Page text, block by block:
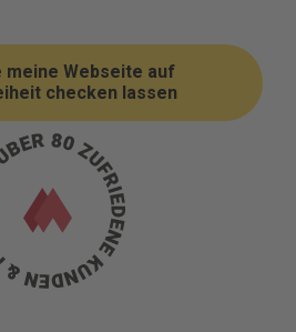
meine Webseite auf
checken lassen